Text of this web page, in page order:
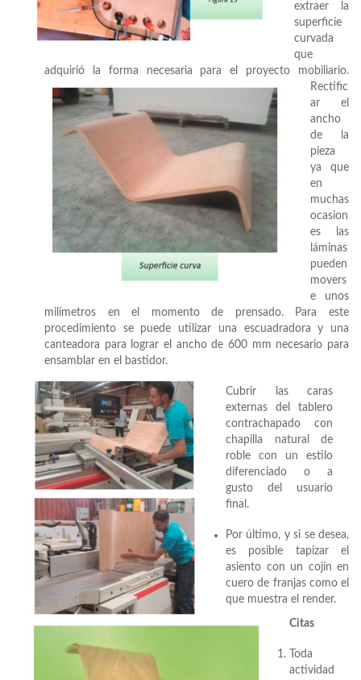
extraer la
superficie
curvada
que
adquirió la forma necesaria para el proyecto mobiliario.
Rectific
ar el
ancho
de la
pieza
ya que
en
muchas
ocasion
es las
láminas
pueden
movers
e unos
milímetros en el momento de prensado. Para este
procedimiento se puede utilizar una escuadradora y una
canteadora para lograr el ancho de 600 mm necesario para
ensamblar en el bastidor.
Cubrir las caras
externas del tablero
contrachapado con
chapilla natural de
roble con un estilo
diferenciado o a
gusto del usuario
final.
Por último, y si se desea,
es posible tapizar el
asiento con un cojín en
cuero de franjas como el
que muestra el render.
Citas
Toda
actividad